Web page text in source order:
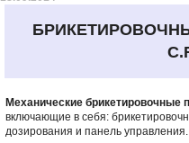
Механические брикетировочные
включающие в себя:
дозирования и панель управления.